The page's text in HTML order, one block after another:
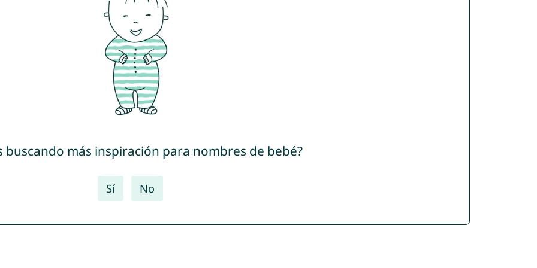
buscando más inspiración para nombres de bebé?
Sí No